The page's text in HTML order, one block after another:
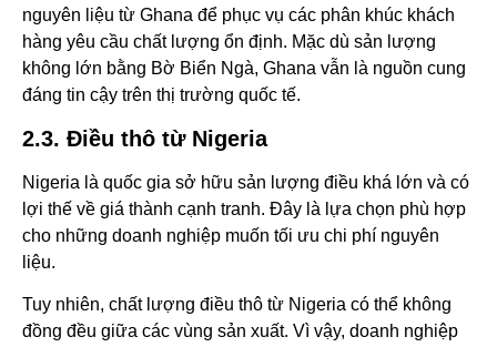
nguyên liệu từ Ghana để phục vụ các phân khúc khách
hàng yêu cầu chất lượng ổn định. Mặc dù sản lượng
không lớn bằng Bờ Biển Ngà, Ghana vẫn là nguồn cung
đáng tin cậy trên thị trường quốc tế.
2.3. Điều thô từ Nigeria
Nigeria là quốc gia sở hữu sản lượng điều khá lớn và có
lợi thế về giá thành cạnh tranh. Đây là lựa chọn phù hợp
cho những doanh nghiệp muốn tối ưu chi phí nguyên
liệu.
Tuy nhiên, chất lượng điều thô từ Nigeria có thể không
đồng đều giữa các vùng sản xuất. Vì vậy, doanh nghiệp